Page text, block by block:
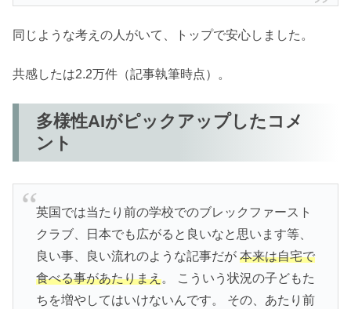
同じような考えの人がいて、トップで安心しました。
共感したは2.2万件（記事執筆時点）。
多様性AIがピックアップしたコメ
ント
英国では当たり前の学校でのブレックファースト
クラブ、日本でも広がると良いなと思います等、
良い事、良い流れのような記事だが 本来は自宅で
食べる事があたりまえ。 こういう状況の子どもた
ちを増やしてはいけないんです。 その、あたり前